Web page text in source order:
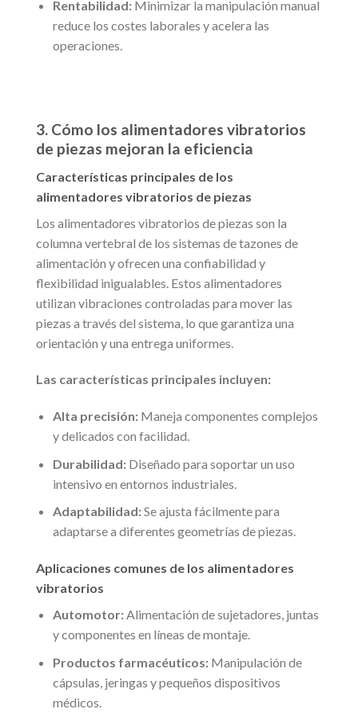
Rentabilidad:Minimizar la manipulación manual
reduce los costes laborales y acelera las
operaciones.
3. Cómo los alimentadores vibratorios
de piezas mejoran la eficiencia
Características principales de los
alimentadores vibratorios de piezas
Los alimentadores vibratorios de piezas son la
columna vertebral de los sistemas de tazones de
alimentación y ofrecen una confiabilidad y
flexibilidad inigualables. Estos alimentadores
utilizan vibraciones controladas para mover las
piezas a través del sistema, lo que garantiza una
orientación y una entrega uniformes.
Las características principales incluyen:
Alta precisión:Maneja componentes complejos
y delicados con facilidad.
Durabilidad:Diseñado para soportar un uso
intensivo en entornos industriales.
Adaptabilidad:Se ajusta fácilmente para
adaptarse a diferentes geometrías de piezas.
Aplicaciones comunes de los alimentadores
vibratorios
Automotor:Alimentación de sujetadores, juntas
y componentes en líneas de montaje.
Productos farmacéuticos:Manipulación de
cápsulas, jeringas y pequeños dispositivos
médicos.